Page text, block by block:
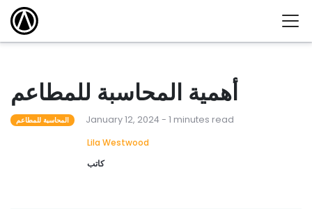
أهمية المحاسبة للمطاعم
المحاسبة للمطاعم
January 12, 2024 - 1 minutes read
Lila Westwood
كاتب